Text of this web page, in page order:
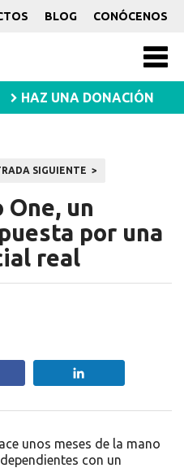
BLOG CONÓCENOS
HAZ UNA DONACIÓN
SIGUIENTE
One, un
por una
real
unos meses de la mano
con un